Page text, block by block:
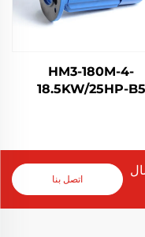
HM3-180M-4-
18.5KW/25HP-B5
اتصل بنا